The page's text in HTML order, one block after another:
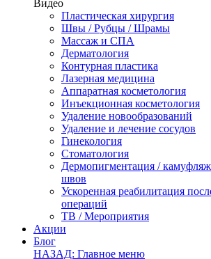
Видео
Пластическая хирургия
Швы / Рубцы / Шрамы
Массаж и СПА
Дерматология
Контурная пластика
Лазерная медицина
Аппаратная косметология
Инъекционная косметология
Удаление новообразований
Удаление и лечение сосудов
Гинекология
Стоматология
Дермопигментация /
швов
Ускоренная реабилитация
операций
ТВ / Мероприятия
Акции
Блог
НАЗАД: Главное меню